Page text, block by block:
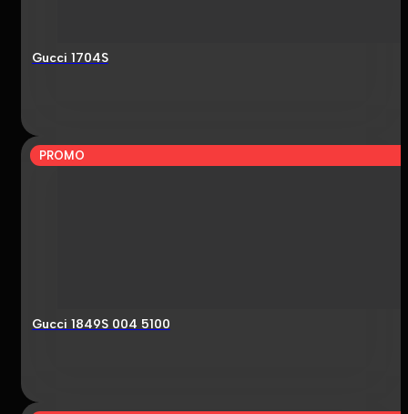
Gucci 1704S
PROMO
Gucci 1849S 004 5100